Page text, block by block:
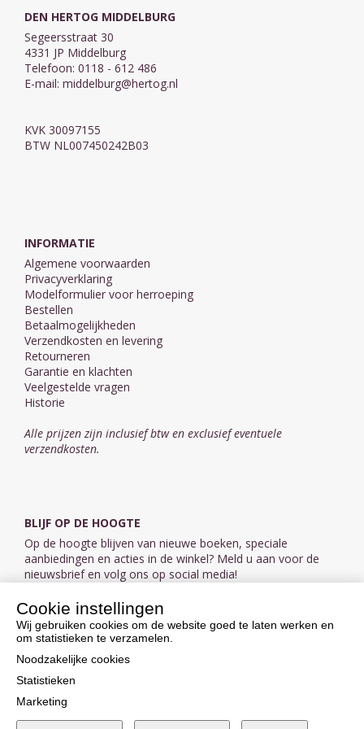
DEN HERTOG MIDDELBURG
Segeersstraat 30
4331 JP Middelburg
Telefoon: 0118 - 612 486
E-mail: middelburg@hertog.nl
KVK 30097155
BTW NL007450242B03
INFORMATIE
Algemene voorwaarden
Privacyverklaring
Modelformulier voor herroeping
Bestellen
Betaalmogelijkheden
Verzendkosten en levering
Retourneren
Garantie en klachten
Veelgestelde vragen
Historie
Alle prijzen zijn inclusief btw en exclusief eventuele
verzendkosten.
BLIJF OP DE HOOGTE
Op de hoogte blijven van nieuwe boeken, speciale
aanbiedingen en acties in de winkel? Meld u aan voor de
nieuwsbrief en volg ons op social media!
Aanmelden nieuwsbrief
VOLG ONS OP SOCIAL MEDIA
Cookie instellingen
Wij gebruiken cookies om de website goed te laten werken en
om statistieken te verzamelen.
Noodzakelijke cookies
Statistieken
Marketing